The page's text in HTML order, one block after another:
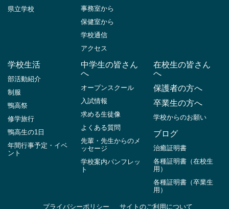
県立学校
事務室から
保健室から
学校通信
アクセス
学校生活
部活動紹介
制服
鴨高祭
修学旅行
鴨高生の1日
年間行事予定・イベ
ント
中学生の皆さん
へ
オープンスクール
入試情報
求める生徒像
よくある質問
先輩・先生からのメ
ッセージ
学校案内パンフレッ
ト
在校生の皆さん
へ
保護者の方へ
卒業生の方へ
学校からのお願い
ブログ
治癒証明書
各種証明書（在校生
用）
各種証明書（卒業生
用）
プライバシーポリシー サイトのご利用について